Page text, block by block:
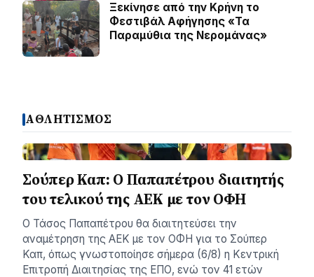
Ξεκίνησε από την Κρήνη το
Φεστιβάλ Αφήγησης «Τα
Παραμύθια της Νερομάνας»
ΑΘΛΗΤΙΣΜΟΣ
Σούπερ Καπ: Ο Παπαπέτρου διαιτητής
του τελικού της ΑΕΚ με τον ΟΦΗ
Ο Τάσος Παπαπέτρου θα διαιτητεύσει την
αναμέτρηση της ΑΕΚ με τον ΟΦΗ για το Σούπερ
Καπ, όπως γνωστοποίησε σήμερα (6/8) η Κεντρική
Επιτροπή Διαιτησίας της ΕΠΟ, ενώ τον 41 ετών